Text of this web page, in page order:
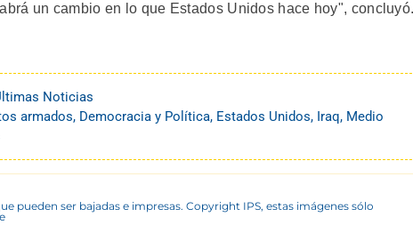
un cambio en lo que Estados Unidos hace hoy",
Noticias
armados, Democracia y Política, Estados Unidos, Iraq, Medio
pueden ser bajadas e impresas. Copyright IPS, estas imágenes sólo